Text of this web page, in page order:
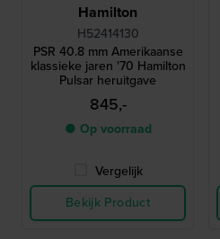
Hamilton
H52414130
PSR 40.8 mm Amerikaanse
klassieke jaren '70 Hamilton
Pulsar heruitgave
845,-
● Op voorraad
Vergelijk
Bekijk Product